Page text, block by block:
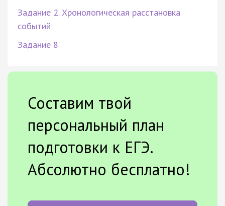
Задание 2. Хронологическая расстановка
событий
Задание 8
Составим твой
персональный план
подготовки к ЕГЭ.
Абсолютно бесплатно!